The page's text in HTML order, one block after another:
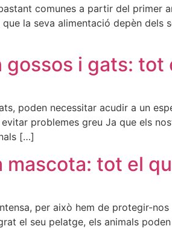
comunes a partir del primer
la seva alimentació depèn dels
i gats: tot
poden necessitar acudir a un
problemes greu Ja que els
[…]
tot el
per això hem de protegir-
el seu pelatge, els animals